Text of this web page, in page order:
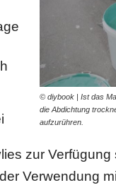
© diybook | Ist das
die Abdichtung
aufzurühren.
zur Verfügung
Verwendung